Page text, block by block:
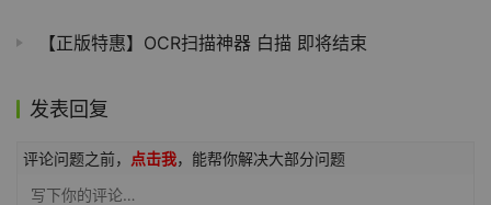
【正版特惠】OCR扫描神器 白描 即将结束
发表回复
评论问题之前， 点击我，能帮你解决大部分问题